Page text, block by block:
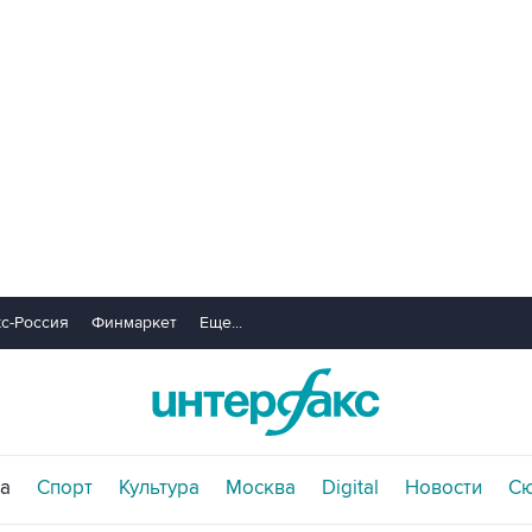
Россия Финмаркет Еще...
Спорт Культура Москва Digital Новости